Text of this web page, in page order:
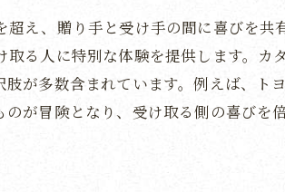
謝の表現
らす心温まる効果
感謝の架け橋
トヨタのアイテム
え、贈り手と受け手の間に喜びを共
る人に特別な体験を提供します。カ
が多数含まれています。例えば、ト
が冒険となり、受け取る側の喜びを